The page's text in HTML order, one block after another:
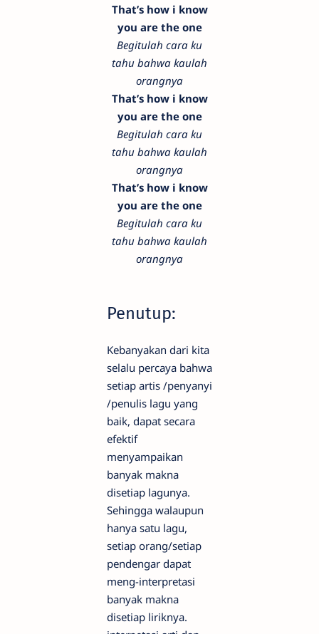
That’s how i know
you are the one
Begitulah cara ku
tahu bahwa kaulah
orangnya
That’s how i know
you are the one
Begitulah cara ku
tahu bahwa kaulah
orangnya
That’s how i know
you are the one
Begitulah cara ku
tahu bahwa kaulah
orangnya
Penutup:
Kebanyakan dari kita
selalu percaya bahwa
setiap artis /penyanyi
/penulis lagu yang
baik, dapat secara
efektif
menyampaikan
banyak makna
disetiap lagunya.
Sehingga walaupun
hanya satu lagu,
setiap orang/setiap
pendengar dapat
meng-interpretasi
banyak makna
disetiap liriknya.